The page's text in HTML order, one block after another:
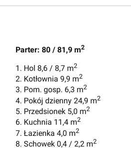
Parter: 80 / 81,9 m2
1. Hol 8,6 / 8,7 m2
2. Kotłownia 9,9 m2
3. Pom. gosp. 6,3 m2
4. Pokój dzienny 24,9 m2
5. Przedsionek 5,0 m2
6. Kuchnia 11,4 m2
7. Łazienka 4,0 m2
8. Schowek 0,4 / 2,2 m2